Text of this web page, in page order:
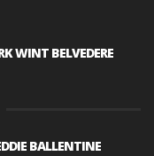
WINT BELVEDERE
BALLENTINE